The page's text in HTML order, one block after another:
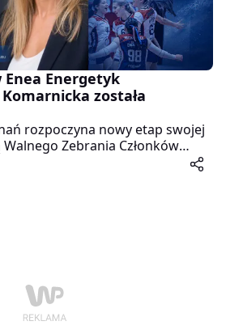
Energetyk
została
rozpoczyna nowy etap swojej
Walnego Zebrania Członków
objęła Karolina Komarnicka –